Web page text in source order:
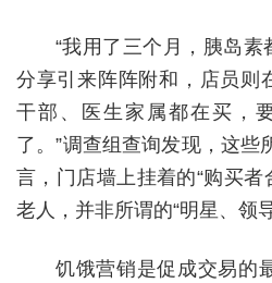
“我用了三个月，胰岛素
分享引来阵阵附和，店员则
干部、医生家属都在买，
了。”调查组查询发现，这些
言，门店墙上挂着的“购买者
老人，并非所谓的“明星、领导
饥饿营销是促成交易的